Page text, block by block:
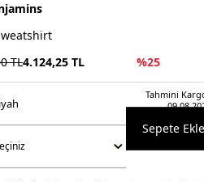
TL4.124,25 TL %25
Tahmini
si̇yah
Sepete Ekle